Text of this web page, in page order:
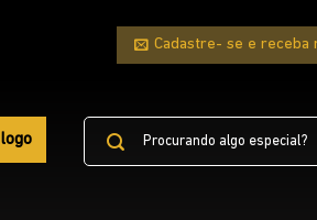
Cadastre- se e receba
Pesquisar